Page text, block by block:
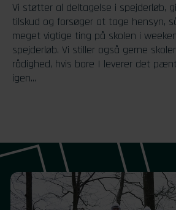
Vi støtter al deltagelse i spejderløb,
tilskud og forsøger at tage hensyn,
meget vigtige ting på skolen i
spejderløb. Vi stiller også gerne
rådighed, hvis bare I leverer det
igen...